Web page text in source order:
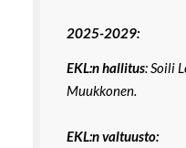
2025-2029:
EKL:n hallitus: Soili
Muukkonen.
EKL:n valtuusto: